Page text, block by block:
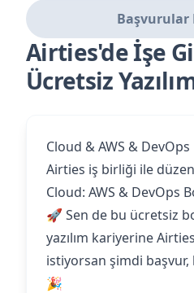
Başvurular
Airties'de İşe
Ücretsiz
Cloud & AWS & DevOps
Airties iş birliği ile
Cloud: AWS & DevOps
🚀 Sen de bu ücretsiz
yazılım kariyerine
istiyorsan şimdi başvur,
🎉